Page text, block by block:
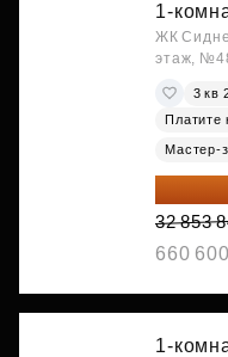
1-
ЖК
этаж,
3 кв
Платите
Мастер-
24 640
32 853
660
1-